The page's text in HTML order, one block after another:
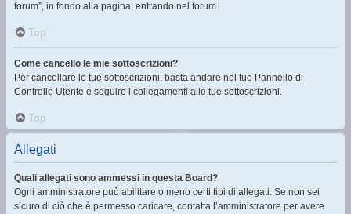
forum”, in fondo alla pagina, entrando nel forum.
Top
Come cancello le mie sottoscrizioni?
Per cancellare le tue sottoscrizioni, basta andare nel tuo Pannello di
Controllo Utente e seguire i collegamenti alle tue sottoscrizioni.
Top
Allegati
Quali allegati sono ammessi in questa Board?
Ogni amministratore può abilitare o meno certi tipi di allegati. Se non sei
sicuro di ciò che è permesso caricare, contatta l’amministratore per avere